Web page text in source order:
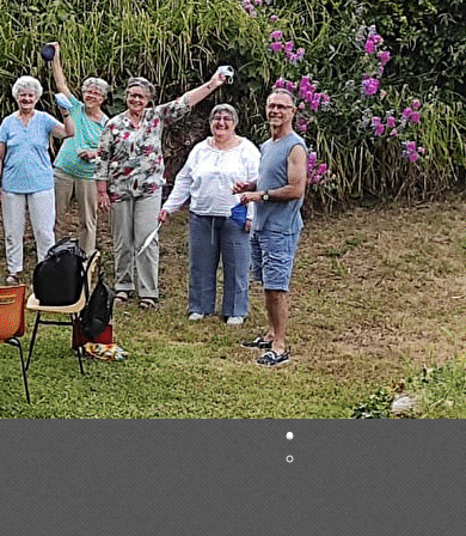
des réseaux sociaux